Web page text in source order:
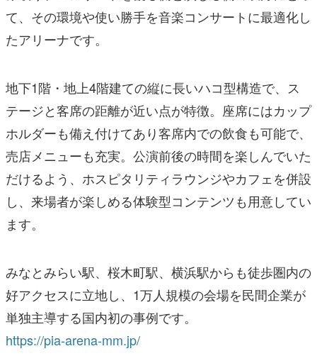
て、その環境や使い勝手を音楽コンサートに最適化し
たアリーナです。
地下1階・地上4階建ての縦に長いハコ型構造で、ス
テージと客席の距離が近い点が特徴。座席にはカップ
ホルダーも備え付けてあり客席内での飲食も可能で、
売店メニューも充実。公演前後の時間を楽しんでいた
だけるよう、ホスピタリティラウンジやカフェを併設
し、来場者が楽しめる体験型コンテンツも用意してい
ます。
みなとみらい駅、桜木町駅、横浜駅からも徒歩圏内の
好アクセスに立地し、1万人規模の会場を民間企業が
単独主導する国内初の事例です。
https://pia-arena-mm.jp/